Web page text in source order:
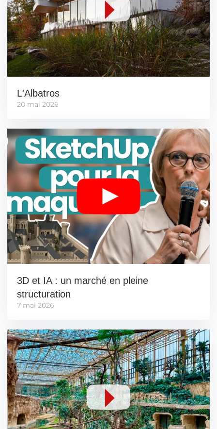
L'Albatros
20 mai 2026
3D et IA : un marché en pleine
structuration
7 mai 2026